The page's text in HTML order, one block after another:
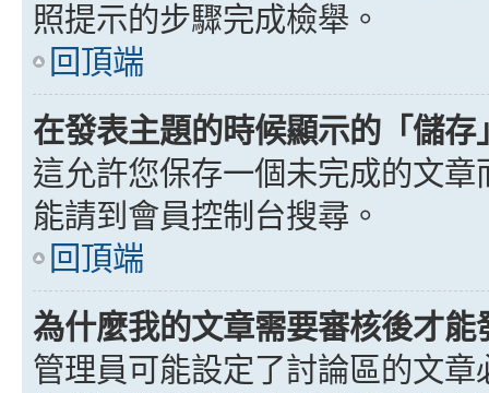
照提示的步驟完成檢舉。
回頂端
在發表主題的時候顯示的「儲
這允許您保存一個未完成的文
能請到會員控制台搜尋。
回頂端
為什麼我的文章需要審核後才能
管理員可能設定了討論區的文